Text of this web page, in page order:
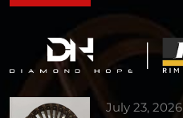
July 23, 2026